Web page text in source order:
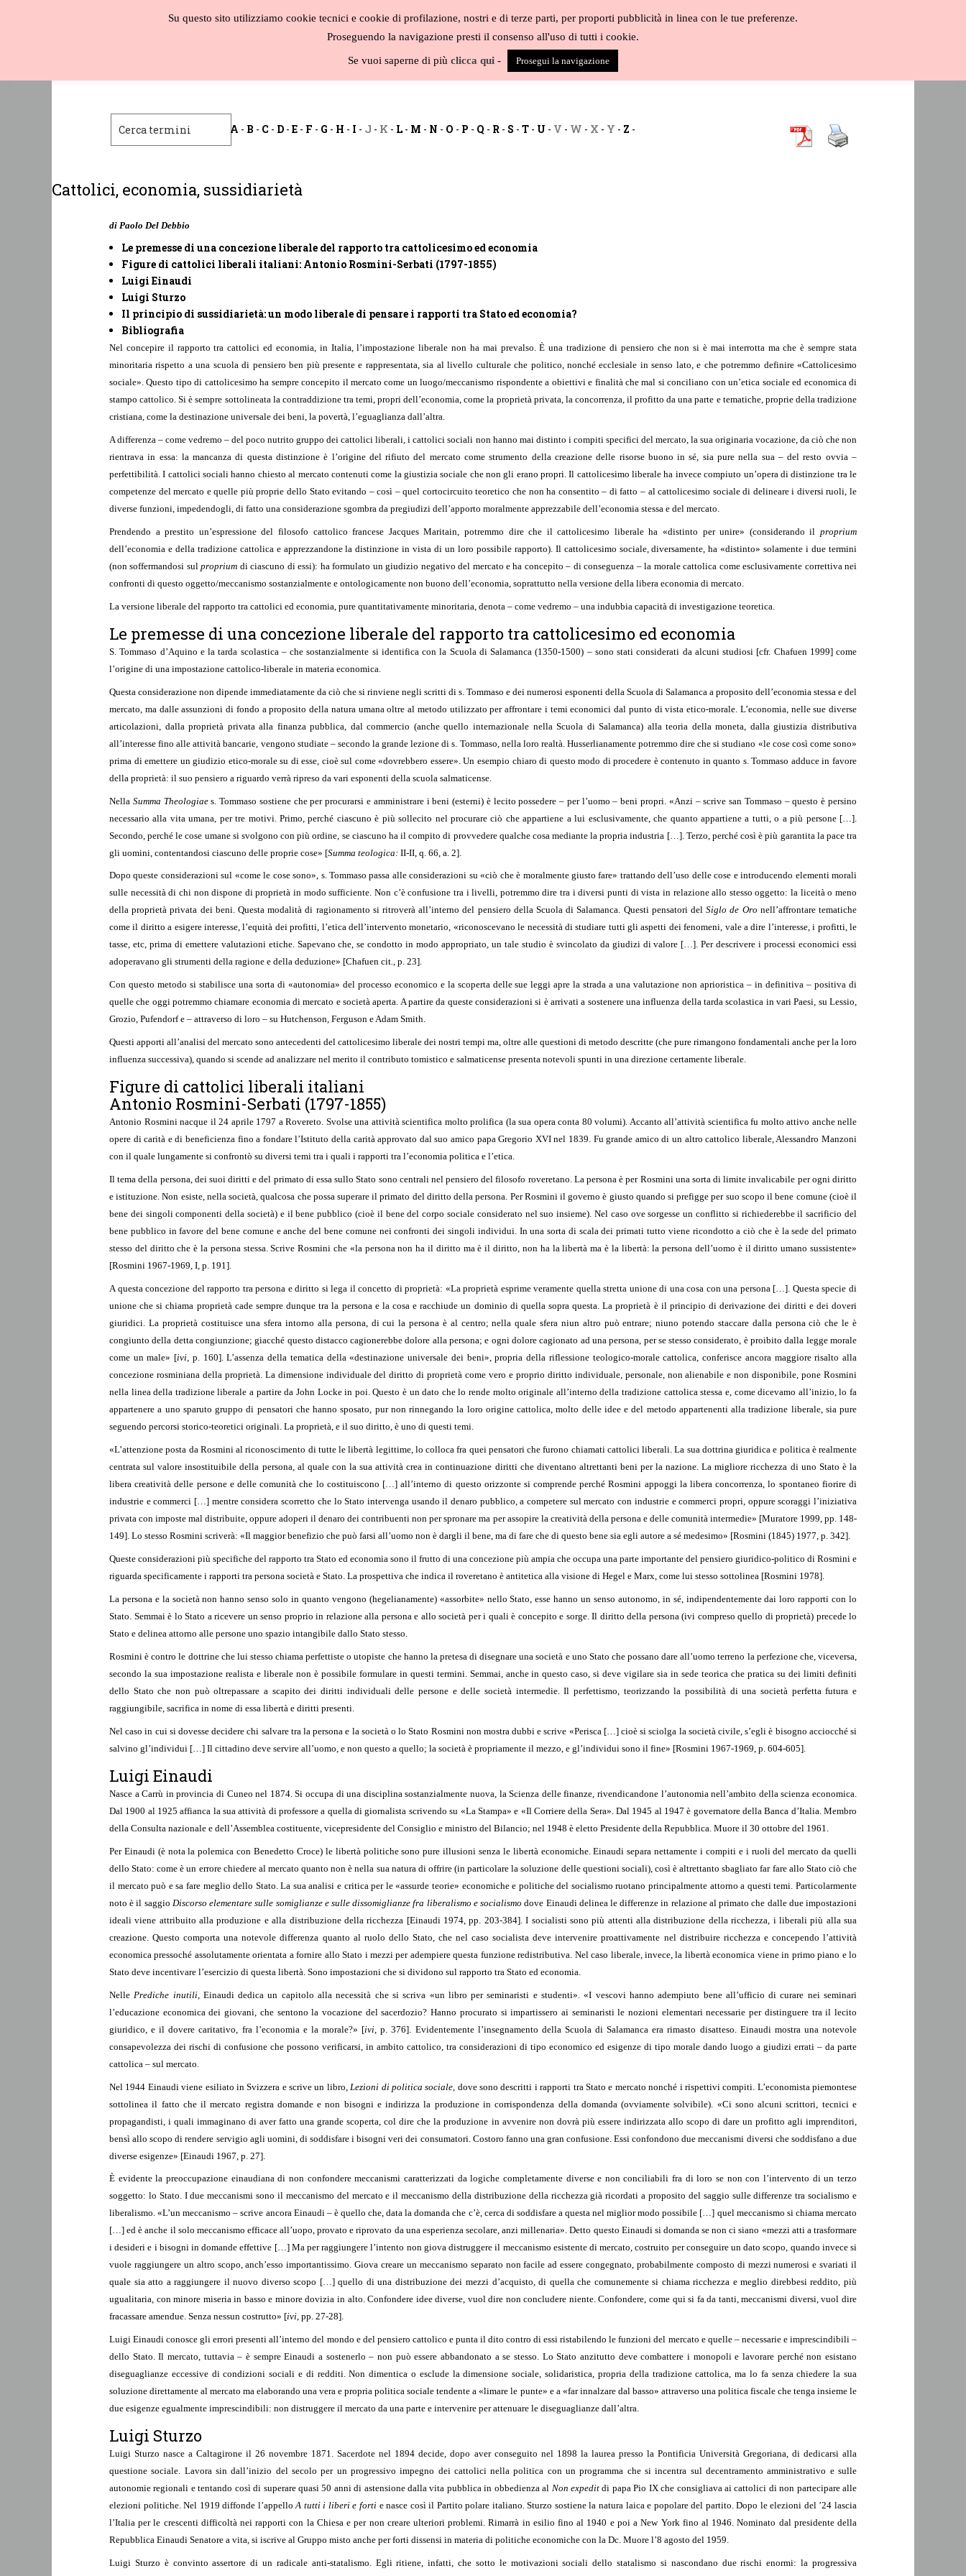
BLOG CATALOGO
A - B - C - D -E - F - G - H - I - J - K - L - M - N - O - P - Q - R - S -T - U - V - W - X - Y - Z -
Cattolici, economia, sussidiarietà
di Paolo Del Debbio
Le premesse di una concezione liberale del rapporto tra cattolicesimo ed economia
Figure di cattolici liberali italiani: Antonio Rosmini-Serbati (1797-1855)
Luigi Einaudi
Luigi Sturzo
Il principio di sussidiarietà: un modo liberale di pensare i rapporti tra Stato ed economia?
Bibliografia
Nel concepire il rapporto tra cattolici ed economia, in Italia, l’impostazione liberale non ha mai prevalso. È una tradizione di pensiero che non si è mai interrotta ma che è sempre stata
minoritaria rispetto a una scuola di pensiero ben più presente e rappresentata, sia al livello culturale che politico, nonché ecclesiale in senso lato, e che potremmo definire «Cattolicesimo
sociale». Questo tipo di cattolicesimo ha sempre concepito il mercato come un luogo/meccanismo rispondente a obiettivi e finalità che mal si conciliano con un’etica sociale ed economica di
stampo cattolico. Si è sempre sottolineata la contraddizione tra temi, propri dell’economia, come la proprietà privata, la concorrenza, il profitto da una parte e tematiche, proprie della tradizione
cristiana, come la destinazione universale dei beni, la povertà, l’eguaglianza dall’altra.
A differenza – come vedremo – del poco nutrito gruppo dei cattolici liberali, i cattolici sociali non hanno mai distinto i compiti specifici del mercato, la sua originaria vocazione, da ciò che non
rientrava in essa: la mancanza di questa distinzione è l’origine del rifiuto del mercato come strumento della creazione delle risorse buono in sé, sia pure nella sua – del resto ovvia –
perfettibilità. I cattolici sociali hanno chiesto al mercato contenuti come la giustizia sociale che non gli erano propri. Il cattolicesimo liberale ha invece compiuto un’opera di distinzione tra le
competenze del mercato e quelle più proprie dello Stato evitando – così – quel cortocircuito teoretico che non ha consentito – di fatto – al cattolicesimo sociale di delineare i diversi ruoli, le
diverse funzioni, impedendogli, di fatto una considerazione sgombra da pregiudizi dell’apporto moralmente apprezzabile dell’economia stessa e del mercato.
Prendendo a prestito un’espressione del filosofo cattolico francese Jacques Maritain, potremmo dire che il cattolicesimo liberale ha «distinto per unire» (considerando il proprium
dell’economia e della tradizione cattolica e apprezzandone la distinzione in vista di un loro possibile rapporto). Il cattolicesimo sociale, diversamente, ha «distinto» solamente i due termini
(non soffermandosi sulproprium di ciascuno di essi): ha formulato un giudizio negativo del mercato e ha concepito – di conseguenza – la morale cattolica come esclusivamente correttiva nei
confronti di questo oggetto/meccanismo sostanzialmente e ontologicamente non buono dell’economia, soprattutto nella versione della libera economia di mercato.
La versione liberale del rapporto tra cattolici ed economia, pure quantitativamente minoritaria, denota – come vedremo – una indubbia capacità di investigazione teoretica.
Le premesse di una concezione liberale del rapporto tra cattolicesimo ed economia
S. Tommaso d’Aquino e la tarda scolastica – che sostanzialmente si identifica con la Scuola di Salamanca (1350-1500) – sono stati considerati da alcuni studiosi [cfr. Chafuen 1999] come
l’origine di una impostazione cattolico-liberale in materia economica.
Questa considerazione non dipende immediatamente da ciò che si rinviene negli scritti di s. Tommaso e dei numerosi esponenti della Scuola di Salamanca a proposito dell’economia stessa e del
mercato, ma dalle assunzioni di fondo a proposito della natura umana oltre al metodo utilizzato per affrontare i temi economici dal punto di vista etico-morale. L’economia, nelle sue diverse
articolazioni, dalla proprietà privata alla finanza pubblica, dal commercio (anche quello internazionale nella Scuola di Salamanca) alla teoria della moneta, dalla giustizia distributiva
all’interesse fino alle attività bancarie, vengono studiate – secondo la grande lezione di s. Tommaso, nella loro realtà. Husserlianamente potremmo dire che si studiano «le cose così come sono»
prima di emettere un giudizio etico-morale su di esse, cioè sul come «dovrebbero essere». Un esempio chiaro di questo modo di procedere è contenuto in quanto s. Tommaso adduce in favore
della proprietà: il suo pensiero a riguardo verrà ripreso da vari esponenti della scuola salmaticense.
Nella Summa Theologiaes. Tommaso sostiene che per procurarsi e amministrare i beni (esterni) è lecito possedere – per l’uomo – beni propri. «Anzi – scrive san Tommaso – questo è persino
necessario alla vita umana, per tre motivi. Primo, perché ciascuno è più sollecito nel procurare ciò che appartiene a lui esclusivamente, che quanto appartiene a tutti, o a più persone […].
Secondo, perché le cose umane si svolgono con più ordine, se ciascuno ha il compito di provvedere qualche cosa mediante la propria industria […]. Terzo, perché così è più garantita la pace tra
gli uomini, contentandosi ciascuno delle proprie cose» [Summa teologica: II-II, q. 66, a. 2].
Dopo queste considerazioni sul «come le cose sono», s. Tommaso passa alle considerazioni su «ciò che è moralmente giusto fare» trattando dell’uso delle cose e introducendo elementi morali
sulle necessità di chi non dispone di proprietà in modo sufficiente. Non c’è confusione tra i livelli, potremmo dire tra i diversi punti di vista in relazione allo stesso oggetto: la liceità o meno
della proprietà privata dei beni. Questa modalità di ragionamento si ritroverà all’interno del pensiero della Scuola di Salamanca. Questi pensatori delSiglo de Oro nell’affrontare tematiche
come il diritto a esigere interesse, l’equità dei profitti, l’etica dell’intervento monetario, «riconoscevano le necessità di studiare tutti gli aspetti dei fenomeni, vale a dire l’interesse, i profitti, le
tasse, etc, prima di emettere valutazioni etiche. Sapevano che, se condotto in modo appropriato, un tale studio è svincolato da giudizi di valore […]. Per descrivere i processi economici essi
adoperavano gli strumenti della ragione e della deduzione» [Chafuen cit., p. 23].
Con questo metodo si stabilisce una sorta di «autonomia» del processo economico e la scoperta delle sue leggi apre la strada a una valutazione non aprioristica – in definitiva – positiva di
quelle che oggi potremmo chiamare economia di mercato e società aperta. A partire da queste considerazioni si è arrivati a sostenere una influenza della tarda scolastica in vari Paesi, su Lessio,
Grozio, Pufendorf e – attraverso di loro – su Hutchenson, Ferguson e Adam Smith.
Questi apporti all’analisi del mercato sono antecedenti del cattolicesimo liberale dei nostri tempi ma, oltre alle questioni di metodo descritte (che pure rimangono fondamentali anche per la loro
influenza successiva), quando si scende ad analizzare nel merito il contributo tomistico e salmaticense presenta notevoli spunti in una direzione certamente liberale.
Figure di cattolici liberali italiani
Antonio Rosmini-Serbati (1797-1855)
Antonio Rosmini nacque il 24 aprile 1797 a Rovereto. Svolse una attività scientifica molto prolifica (la sua opera conta 80 volumi). Accanto all’attività scientifica fu molto attivo anche nelle
opere di carità e di beneficienza fino a fondare l’Istituto della carità approvato dal suo amico papa Gregorio XVI nel 1839. Fu grande amico di un altro cattolico liberale, Alessandro Manzoni
con il quale lungamente si confrontò su diversi temi tra i quali i rapporti tra l’economia politica e l’etica.
Il tema della persona, dei suoi diritti e del primato di essa sullo Stato sono centrali nel pensiero del filosofo roveretano. La persona è per Rosmini una sorta di limite invalicabile per ogni diritto
e istituzione. Non esiste, nella società, qualcosa che possa superare il primato del diritto della persona. Per Rosmini il governo è giusto quando si prefigge per suo scopo il bene comune (cioè il
bene dei singoli componenti della società) e il bene pubblico (cioè il bene del corpo sociale considerato nel suo insieme). Nel caso ove sorgesse un conflitto si richiederebbe il sacrificio del
bene pubblico in favore del bene comune e anche del bene comune nei confronti dei singoli individui. In una sorta di scala dei primati tutto viene ricondotto a ciò che è la sede del primato
stesso del diritto che è la persona stessa. Scrive Rosmini che «la persona non ha il diritto ma è il diritto, non ha la libertà ma è la libertà: la persona dell’uomo è il diritto umano sussistente»
[Rosmini 1967-1969, I, p. 191].
A questa concezione del rapporto tra persona e diritto si lega il concetto di proprietà: «La proprietà esprime veramente quella stretta unione di una cosa con una persona […]. Questa specie di
unione che si chiama proprietà cade sempre dunque tra la persona e la cosa e racchiude un dominio di quella sopra questa. La proprietà è il principio di derivazione dei diritti e dei doveri
giuridici. La proprietà costituisce una sfera intorno alla persona, di cui la persona è al centro; nella quale sfera niun altro può entrare; niuno potendo staccare dalla persona ciò che le è
congiunto della detta congiunzione; giacché questo distacco cagionerebbe dolore alla persona; e ogni dolore cagionato ad una persona, per se stesso considerato, è proibito dalla legge morale
come un male» [ivi, p. 160]. L’assenza della tematica della «destinazione universale dei beni», propria della riflessione teologico-morale cattolica, conferisce ancora maggiore risalto alla
concezione rosminiana della proprietà. La dimensione individuale del diritto di proprietà come vero e proprio diritto individuale, personale, non alienabile e non disponibile, pone Rosmini
nella linea della tradizione liberale a partire da John Locke in poi. Questo è un dato che lo rende molto originale all’interno della tradizione cattolica stessa e, come dicevamo all’inizio, lo fa
appartenere a uno sparuto gruppo di pensatori che hanno sposato, pur non rinnegando la loro origine cattolica, molto delle idee e del metodo appartenenti alla tradizione liberale, sia pure
seguendo percorsi storico-teoretici originali. La proprietà, e il suo diritto, è uno di questi temi.
«L’attenzione posta da Rosmini al riconoscimento di tutte le libertà legittime, lo colloca fra quei pensatori che furono chiamati cattolici liberali. La sua dottrina giuridica e politica è realmente
centrata sul valore insostituibile della persona, al quale con la sua attività crea in continuazione diritti che diventano altrettanti beni per la nazione. La migliore ricchezza di uno Stato è la
libera creatività delle persone e delle comunità che lo costituiscono […] all’interno di questo orizzonte si comprende perché Rosmini appoggi la libera concorrenza, lo spontaneo fiorire di
industrie e commerci […] mentre considera scorretto che lo Stato intervenga usando il denaro pubblico, a competere sul mercato con industrie e commerci propri, oppure scoraggi l’iniziativa
privata con imposte mal distribuite, oppure adoperi il denaro dei contribuenti non per spronare ma per assopire la creatività della persona e delle comunità intermedie» [Muratore 1999, pp. 148-
149]. Lo stesso Rosmini scriverà: «Il maggior benefizio che può farsi all’uomo non è dargli il bene, ma di fare che di questo bene sia egli autore a sé medesimo» [Rosmini (1845) 1977, p. 342].
Queste considerazioni più specifiche del rapporto tra Stato ed economia sono il frutto di una concezione più ampia che occupa una parte importante del pensiero giuridico-politico di Rosmini e
riguarda specificamente i rapporti tra persona società e Stato. La prospettiva che indica il roveretano è antitetica alla visione di Hegel e Marx, come lui stesso sottolinea [Rosmini 1978].
La persona e la società non hanno senso solo in quanto vengono (hegelianamente) «assorbite» nello Stato, esse hanno un senso autonomo, in sé, indipendentemente dai loro rapporti con lo
Stato. Semmai è lo Stato a ricevere un senso proprio in relazione alla persona e allo società per i quali è concepito e sorge. Il diritto della persona (ivi compreso quello di proprietà) precede lo
Stato e delinea attorno alle persone uno spazio intangibile dallo Stato stesso.
Rosmini è contro le dottrine che lui stesso chiama perfettiste o utopiste che hanno la pretesa di disegnare una società e uno Stato che possano dare all’uomo terreno la perfezione che, viceversa,
secondo la sua impostazione realista e liberale non è possibile formulare in questi termini. Semmai, anche in questo caso, si deve vigilare sia in sede teorica che pratica su dei limiti definiti
dello Stato che non può oltrepassare a scapito dei diritti individuali delle persone e delle società intermedie. Il perfettismo, teorizzando la possibilità di una società perfetta futura e
raggiungibile, sacrifica in nome di essa libertà e diritti presenti.
Nel caso in cui si dovesse decidere chi salvare tra la persona e la società o lo Stato Rosmini non mostra dubbi e scrive «Perisca […] cioè si sciolga la società civile, s’egli è bisogno acciocché si
salvino gl’individui […] Il cittadino deve servire all’uomo, e non questo a quello; la società è propriamente il mezzo, e gl’individui sono il fine» [Rosmini 1967-1969, p. 604-605].
Luigi Einaudi
Nasce a Carrù in provincia di Cuneo nel 1874. Si occupa di una disciplina sostanzialmente nuova, la Scienza delle finanze, rivendicandone l’autonomia nell’ambito della scienza economica.
Dal 1900 al 1925 affianca la sua attività di professore a quella di giornalista scrivendo su «La Stampa» e «Il Corriere della Sera». Dal 1945 al 1947 è governatore della Banca d’Italia. Membro
della Consulta nazionale e dell’Assemblea costituente, vicepresidente del Consiglio e ministro del Bilancio; nel 1948 è eletto Presidente della Repubblica. Muore il 30 ottobre del 1961.
Per Einaudi (è nota la polemica con Benedetto Croce) le libertà politiche sono pure illusioni senza le libertà economiche. Einaudi separa nettamente i compiti e i ruoli del mercato da quelli
dello Stato: come è un errore chiedere al mercato quanto non è nella sua natura di offrire (in particolare la soluzione delle questioni sociali), così è altrettanto sbagliato far fare allo Stato ciò che
il mercato può e sa fare meglio dello Stato. La sua analisi e critica per le «assurde teorie» economiche e politiche del socialismo ruotano principalmente attorno a questi temi. Particolarmente
noto è il saggio Discorso elementare sulle somiglianze e sulle dissomiglianze fra liberalismo e socialismo dove Einaudi delinea le differenze in relazione al primato che dalle due impostazioni
ideali viene attribuito alla produzione e alla distribuzione della ricchezza [Einaudi 1974, pp. 203-384]. I socialisti sono più attenti alla distribuzione della ricchezza, i liberali più alla sua
creazione. Questo comporta una notevole differenza quanto al ruolo dello Stato, che nel caso socialista deve intervenire proattivamente nel distribuire ricchezza e concependo l’attività
economica pressoché assolutamente orientata a fornire allo Stato i mezzi per adempiere questa funzione redistributiva. Nel caso liberale, invece, la libertà economica viene in primo piano e lo
Stato deve incentivare l’esercizio di questa libertà. Sono impostazioni che si dividono sul rapporto tra Stato ed economia.
Nelle Prediche inutili, Einaudi dedica un capitolo alla necessità che si scriva «un libro per seminaristi e studenti». «I vescovi hanno adempiuto bene all’ufficio di curare nei seminari
l’educazione economica dei giovani, che sentono la vocazione del sacerdozio? Hanno procurato si impartissero ai seminaristi le nozioni elementari necessarie per distinguere tra il lecito
giuridico, e il dovere caritativo, fra l’economia e la morale?» [ivi , p. 376]. Evidentemente l’insegnamento della Scuola di Salamanca era rimasto disatteso. Einaudi mostra una notevole
consapevolezza dei rischi di confusione che possono verificarsi, in ambito cattolico, tra considerazioni di tipo economico ed esigenze di tipo morale dando luogo a giudizi errati – da parte
cattolica – sul mercato.
Nel 1944 Einaudi viene esiliato in Svizzera e scrive un libro, Lezioni di politica sociale , dove sono descritti i rapporti tra Stato e mercato nonché i rispettivi compiti. L’economista piemontese
sottolinea il fatto che il mercato registra domande e non bisogni e indirizza la produzione in corrispondenza della domanda (ovviamente solvibile). «Ci sono alcuni scrittori, tecnici e
propagandisti, i quali immaginano di aver fatto una grande scoperta, col dire che la produzione in avvenire non dovrà più essere indirizzata allo scopo di dare un profitto agli imprenditori,
bensì allo scopo di rendere servigio agli uomini, di soddisfare i bisogni veri dei consumatori. Costoro fanno una gran confusione. Essi confondono due meccanismi diversi che soddisfano a due
diverse esigenze» [Einaudi 1967, p. 27].
È evidente la preoccupazione einaudiana di non confondere meccanismi caratterizzati da logiche completamente diverse e non conciliabili fra di loro se non con l’intervento di un terzo
soggetto: lo Stato. I due meccanismi sono il meccanismo del mercato e il meccanismo della distribuzione della ricchezza già ricordati a proposito del saggio sulle differenze tra socialismo e
liberalismo. «L’un meccanismo – scrive ancora Einaudi – è quello che, data la domanda che c’è, cerca di soddisfare a questa nel miglior modo possibile […] quel meccanismo si chiama mercato
[…] ed è anche il solo meccanismo efficace all’uopo, provato e riprovato da una esperienza secolare, anzi millenaria». Detto questo Einaudi si domanda se non ci siano «mezzi atti a trasformare
i desideri e i bisogni in domande effettive […] Ma per raggiungere l’intento non giova distruggere il meccanismo esistente di mercato, costruito per conseguire un dato scopo, quando invece si
vuole raggiungere un altro scopo, anch’esso importantissimo. Giova creare un meccanismo separato non facile ad essere congegnato, probabilmente composto di mezzi numerosi e svariati il
quale sia atto a raggiungere il nuovo diverso scopo […] quello di una distribuzione dei mezzi d’acquisto, di quella che comunemente si chiama ricchezza e meglio direbbesi reddito, più
ugualitaria, con minore miseria in basso e minore dovizia in alto. Confondere idee diverse, vuol dire non concludere niente. Confondere, come qui si fa da tanti, meccanismi diversi, vuol dire
fracassare amendue. Senza nessun costrutto» [ivi, pp. 27-28].
Luigi Einaudi conosce gli errori presenti all’interno del mondo e del pensiero cattolico e punta il dito contro di essi ristabilendo le funzioni del mercato e quelle – necessarie e imprescindibili –
dello Stato. Il mercato, tuttavia – è sempre Einaudi a sostenerlo – non può essere abbandonato a se stesso. Lo Stato anzitutto deve combattere i monopoli e lavorare perché non esistano
diseguaglianze eccessive di condizioni sociali e di redditi. Non dimentica o esclude la dimensione sociale, solidaristica, propria della tradizione cattolica, ma lo fa senza chiedere la sua
soluzione direttamente al mercato ma elaborando una vera e propria politica sociale tendente a «limare le punte» e a «far innalzare dal basso» attraverso una politica fiscale che tenga insieme le
due esigenze egualmente imprescindibili: non distruggere il mercato da una parte e intervenire per attenuare le diseguaglianze dall’altra.
Luigi Sturzo
Luigi Sturzo nasce a Caltagirone il 26 novembre 1871. Sacerdote nel 1894 decide, dopo aver conseguito nel 1898 la laurea presso la Pontificia Università Gregoriana, di dedicarsi alla
questione sociale. Lavora sin dall’inizio del secolo per un progressivo impegno dei cattolici nella politica con un programma che si incentra sul decentramento amministrativo e sulle
autonomie regionali e tentando così di superare quasi 50 anni di astensione dalla vita pubblica in obbedienza al Non expeditdi papa Pio IX che consigliava ai cattolici di non partecipare alle
elezioni politiche. Nel 1919 diffonde l’appelloA tutti i liberi e forti e nasce così il Partito polare italiano. Sturzo sostiene la natura laica e popolare del partito. Dopo le elezioni del ’24 lascia
l’Italia per le crescenti difficoltà nei rapporti con la Chiesa e per non creare ulteriori problemi. Rimarrà in esilio fino al 1940 e poi a New York fino al 1946. Nominato dal presidente della
Repubblica Einaudi Senatore a vita, si iscrive al Gruppo misto anche per forti dissensi in materia di politiche economiche con la Dc. Muore l’8 agosto del 1959.
Luigi Sturzo è convinto assertore di un radicale anti-statalismo. Egli ritiene, infatti, che sotto le motivazioni sociali dello statalismo si nascondano due rischi enormi: la progressiva
Su questo sito utilizziamo cookie tecnici e cookie di profilazione, nostri e di terze parti, per proporti pubblicità in linea con le tue preferenze.
Proseguendo la navigazione presti il consenso all'uso di tutti i cookie.
Se vuoi saperne di più clicca qui - Prosegui la navigazione